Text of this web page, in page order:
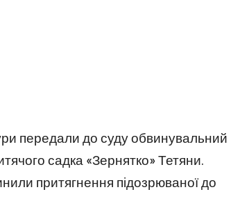
передали до суду обвинувальний
садка «Зернятко» Тетяни.
притягнення підозрюваної до